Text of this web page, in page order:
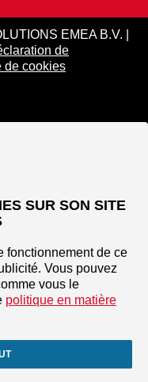
EMEA B.V. |
de
de cookies
SUR SON SITE
fonctionnement de ce
Vous pouvez
vous le
politique en matière